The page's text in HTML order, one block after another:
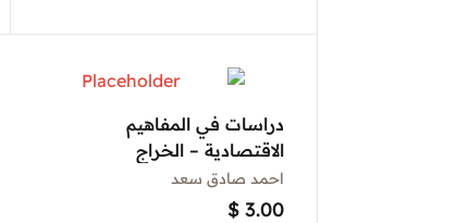
دراسات في المفاهيم
الاقتصادية – الخراج
احمد صادق سعد
$ 3.00